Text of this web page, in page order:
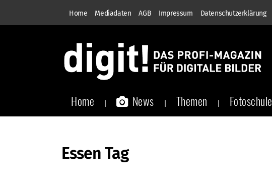
Home Mediadaten AGB Impressum Datenschutzerklärung
Home News Themen Fotoschule
Essen Tag